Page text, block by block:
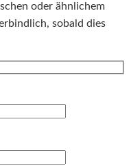
oder ähnlichem
sobald dies